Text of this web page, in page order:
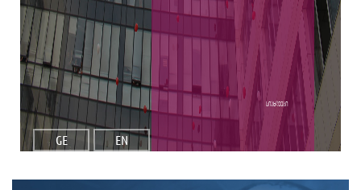
GE EN
სიახლეები